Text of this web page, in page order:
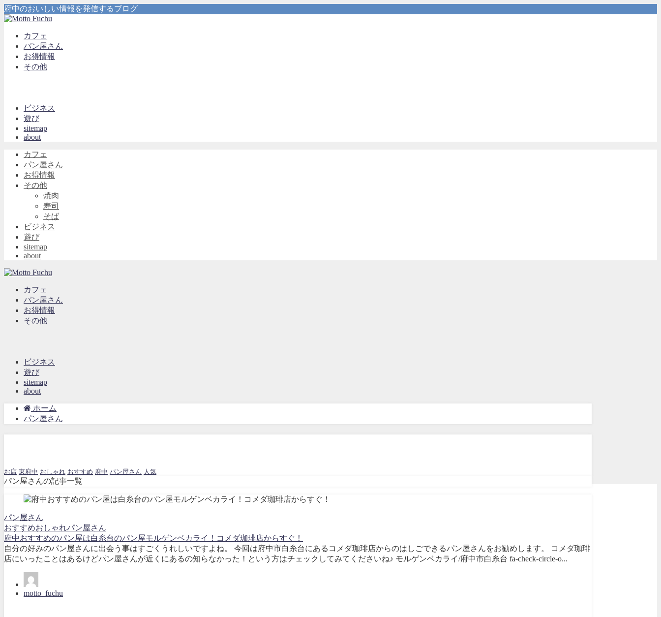
府中のおいしい情報を発信するブログ
カフェ
パン屋さん
お得情報
その他
ビジネス
遊び
sitemap
about
カフェ
パン屋さん
お得情報
その他
焼肉
寿司
そば
ビジネス
遊び
sitemap
about
カフェ
パン屋さん
お得情報
その他
ビジネス
遊び
sitemap
about
ホーム
パン屋さん
お店 東府中 おしゃれ おすすめ 府中 パン屋さん 人気
パン屋さんの記事一覧
パン屋さん
おすすめおしゃれパン屋さん
府中おすすめのパン屋は白糸台のパン屋モルゲンベカライ！コメダ珈琲店からすぐ！
自分の好みのパン屋さんに出会う事はすごくうれしいですよね。 今回は府中市白糸台にあるコメダ珈琲店からのはしごできるパン屋さんをお勧めします。 コメダ珈琲
店にいったことはあるけどパン屋さんが近くにあるの知らなかった！という方はチェックしてみてくださいね♪ モルゲンベカライ/府中市白糸台 fa-check-circle-o...
motto_fuchu